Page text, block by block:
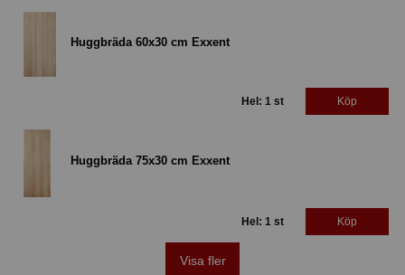
Huggbräda 60x30 cm Exxent
Hel: 1 st Köp
Huggbräda 75x30 cm Exxent
Hel: 1 st Köp
Visa fler